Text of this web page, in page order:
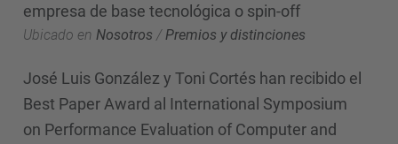
empresa de base tecnológica o spin-off
Ubicado en Nosotros /Premios y distinciones
José Luis González y Toni Cortés han recibido el
Best Paper Award al International Symposium
on Performance Evaluation of Computer and